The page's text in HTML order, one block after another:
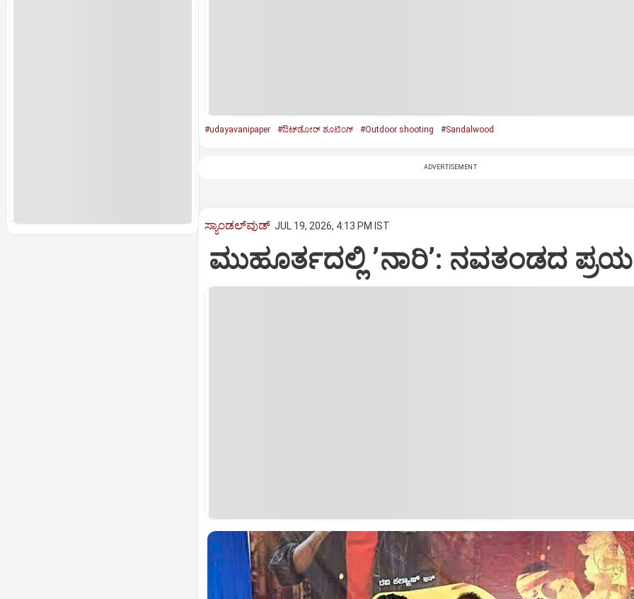
#udayavanipaper #ಔಟ್‌ಡೋರ್‌ ಶೂಟಿಂಗ್‌ #Outdoor shooting #Sandalwood
ADVERTISEMENT
ಸ್ಯಾಂಡಲ್‌ವುಡ್‌ JUL 19, 2026, 4:13 PM IST
ಮುಹೂರ್ತದಲ್ಲಿ ʼನಾರಿʼ: ನವತಂಡದ